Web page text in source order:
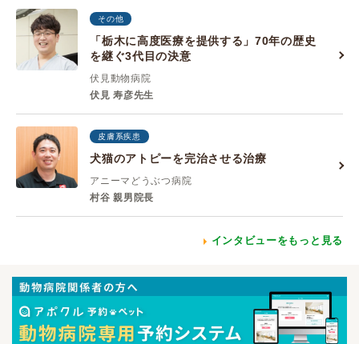
その他
「栃木に高度医療を提供する」70年の歴史
を継ぐ3代目の決意
伏見動物病院
伏見 寿彦先生
皮膚系疾患
犬猫のアトピーを完治させる治療
アニーマどうぶつ病院
村谷 親男院長
インタビューをもっと見る